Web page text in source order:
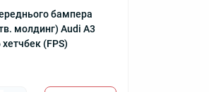
бампера
молдинг) Audi A3
(FPS)